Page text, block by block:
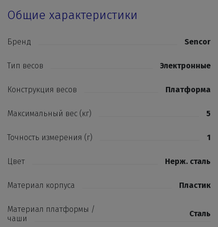
Общие характеристики
Бренд Sencor
Тип весов Электронные
Конструкция весов Платформа
Максимальный вес (кг) 5
Точность измерения (г) 1
Цвет Нерж. сталь
Материал корпуса Пластик
Материал платформы /
чаши
Сталь